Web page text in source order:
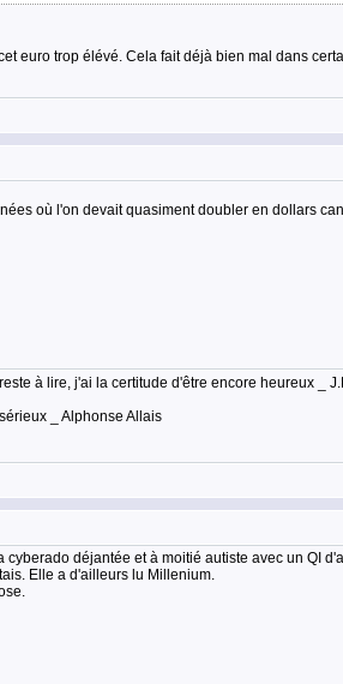
euro trop élévé. Cela fait déjà bien mal dans
où l'on devait quasiment doubler en dollars
à lire, j'ai la certitude d'être encore heureux _
_ Alphonse Allais
cyberado déjantée et à moitié autiste avec un QI
Elle a d'ailleurs lu Millenium.